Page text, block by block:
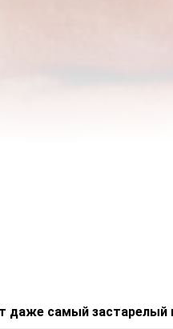
даже самый застарелый